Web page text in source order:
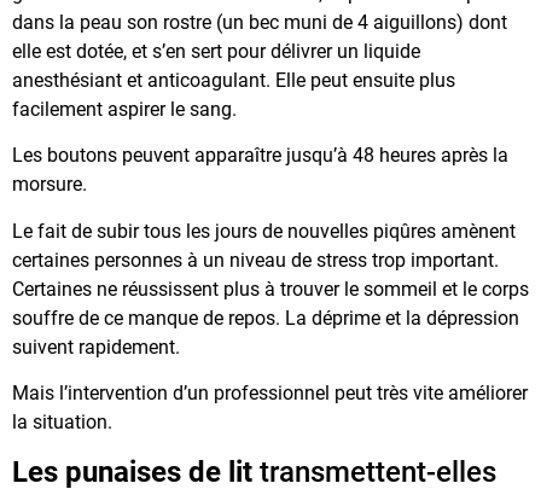
dans la peau son rostre (un bec muni de 4 aiguillons) dont
elle est dotée, et s’en sert pour délivrer un liquide
anesthésiant et anticoagulant. Elle peut ensuite plus
facilement aspirer le sang.
Les boutons peuvent apparaître jusqu’à 48 heures après la
morsure.
Le fait de subir tous les jours de nouvelles piqûres amènent
certaines personnes à un niveau de stress trop important.
Certaines ne réussissent plus à trouver le sommeil et le corps
souffre de ce manque de repos. La déprime et la dépression
suivent rapidement.
Mais l’intervention d’un professionnel peut très vite améliorer
la situation.
Les punaises de lit transmettent-elles